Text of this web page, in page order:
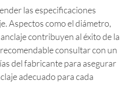
las especificaciones
Aspectos como el diámetro,
contribuyen al éxito de la
consultar con un
del fabricante para asegurar
adecuado para cada